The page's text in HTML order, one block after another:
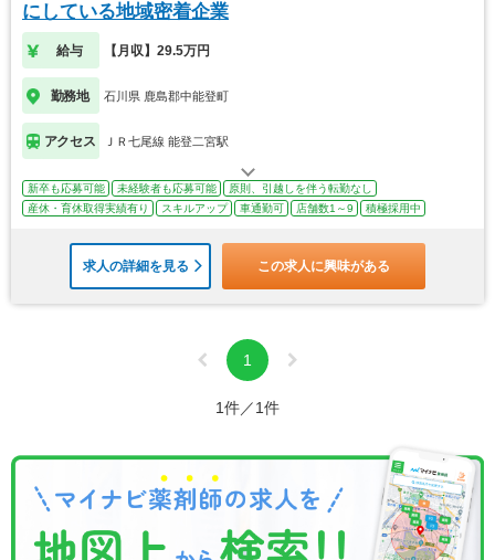
にしている地域密着企業
給与 【月収】29.5万円
勤務地 石川県 鹿島郡中能登町
アクセス ＪＲ七尾線 能登二宮駅
新卒も応募可能 未経験者も応募可能
原則、引越しを伴う転勤なし
産休・育休取得実績有り
スキルアップ 車通勤可 店舗数1～9 積極採用中
求人の詳細を見る この求人に興味がある
1
1件／1件